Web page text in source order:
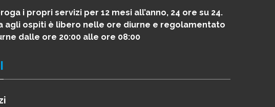
i propri servizi per 12 mesi all’anno, 24 ore su 24.
agli ospiti è libero nelle ore diurne e regolamentato
dalle ore 20:00 alle ore 08:00